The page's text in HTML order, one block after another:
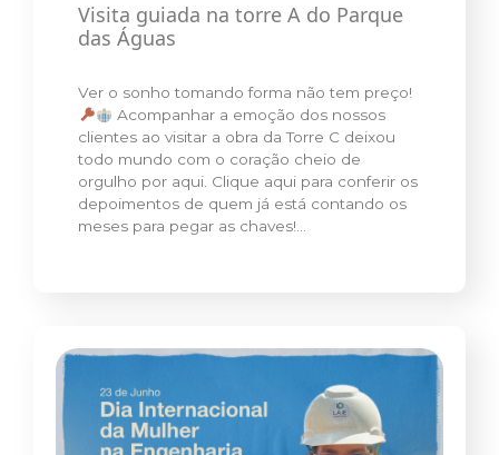
Visita guiada na torre A do Parque
das Águas
Ver o sonho tomando forma não tem preço!
Acompanhar a emoção dos nossos
clientes ao visitar a obra da Torre C deixou
todo mundo com o coração cheio de
orgulho por aqui. Clique aqui para conferir os
depoimentos de quem já está contando os
meses para pegar as chaves!…